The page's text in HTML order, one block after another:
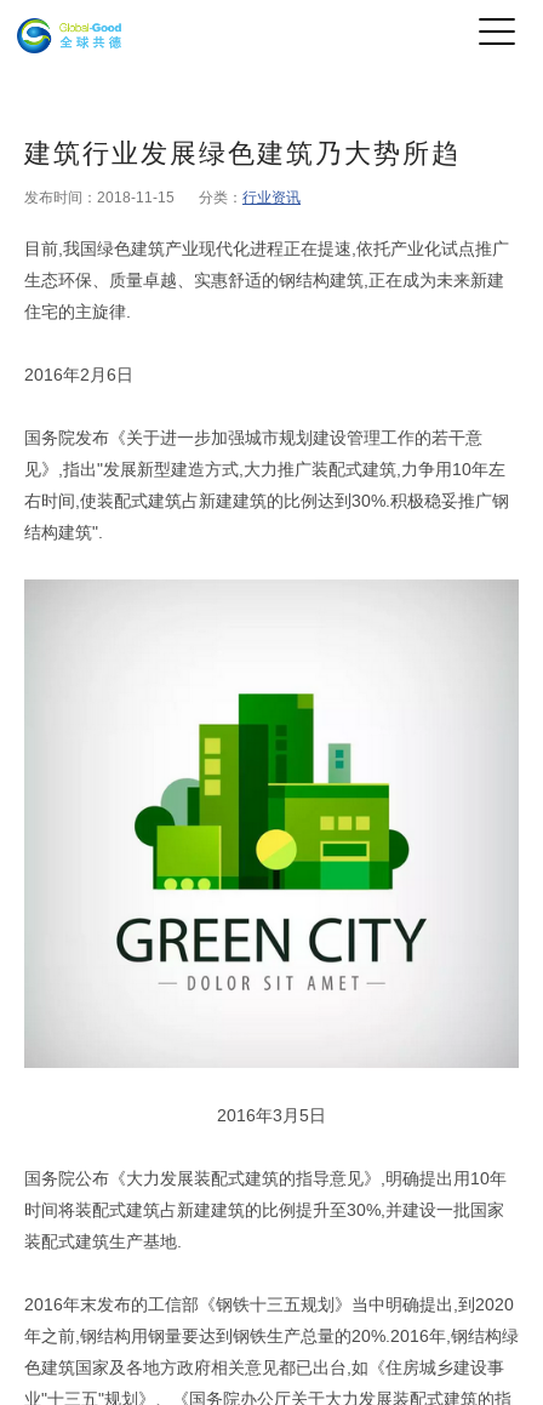
建筑行业发展绿色建筑乃大势所趋
发布时间：2018-11-15 分类： 行业资讯
目前,我国绿色建筑产业现代化进程正在提速,依托产业化试点推广
生态环保、质量卓越、实惠舒适的钢结构建筑,正在成为未来新建
住宅的主旋律.
2016年2月6日
国务院发布《关于进一步加强城市规划建设管理工作的若干意
见》,指出"发展新型建造方式,大力推广装配式建筑,力争用10年左
右时间,使装配式建筑占新建建筑的比例达到30%.积极稳妥推广钢
结构建筑".
2016年3月5日
国务院公布《大力发展装配式建筑的指导意见》,明确提出用10年
时间将装配式建筑占新建建筑的比例提升至30%,并建设一批国家
装配式建筑生产基地.
2016年末发布的工信部《钢铁十三五规划》当中明确提出,到2020
年之前,钢结构用钢量要达到钢铁生产总量的20%.2016年,钢结构绿
色建筑国家及各地方政府相关意见都已出台,如《住房城乡建设事
业"十三五"规划》、《国务院办公厅关于大力发展装配式建筑的指